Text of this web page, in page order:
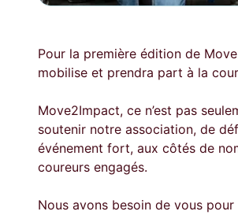
Pour la première édition de
mobilise et prendra part à la
Move2Impact, ce n’est pas
soutenir notre association, de
événement fort, aux côtés de
coureurs engagés.
Nous avons besoin de vous